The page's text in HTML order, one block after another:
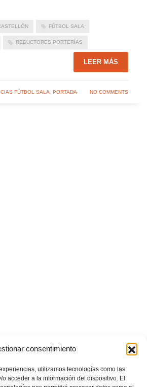
consentimiento
utilizamos tecnologías como las
acceder a la información del dispositivo. El
FÚTBOL SALA
REDUCTORES PORTERÍAS
LEER MÁS
FÚTBOL SALA PORTADA NO COMMENTS